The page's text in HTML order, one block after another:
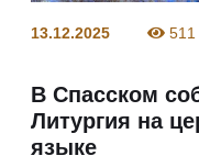
13.12.2025 511
В Спасском
Литургия на
языке